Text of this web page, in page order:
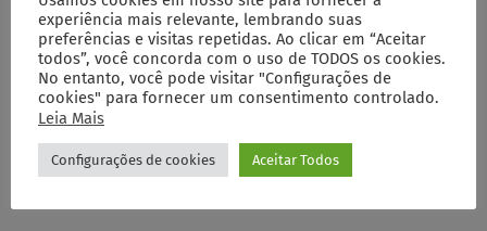
experiência mais relevante, lembrando suas
preferências e visitas repetidas. Ao clicar em “Aceitar
todos”, você concorda com o uso de TODOS os cookies.
No entanto, você pode visitar "Configurações de
cookies" para fornecer um consentimento controlado.
Leia Mais
Configurações de cookies Aceitar Todos